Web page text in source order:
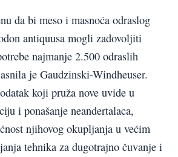
da bi meso i masnoća odraslog
antiquusa mogli zadovoljiti
najmanje 2.500 odraslih
je Gaudzinski-Windheuser.
koji pruža nove uvide u
i ponašanje neandertalaca,
njihovog okupljanja u većim
tehnika za dugotrajno čuvanje i